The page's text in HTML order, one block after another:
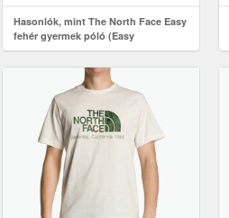
Hasonlók, mint The North Face Easy
fehér gyermek póló (Easy
NF0A8EHGFN41)